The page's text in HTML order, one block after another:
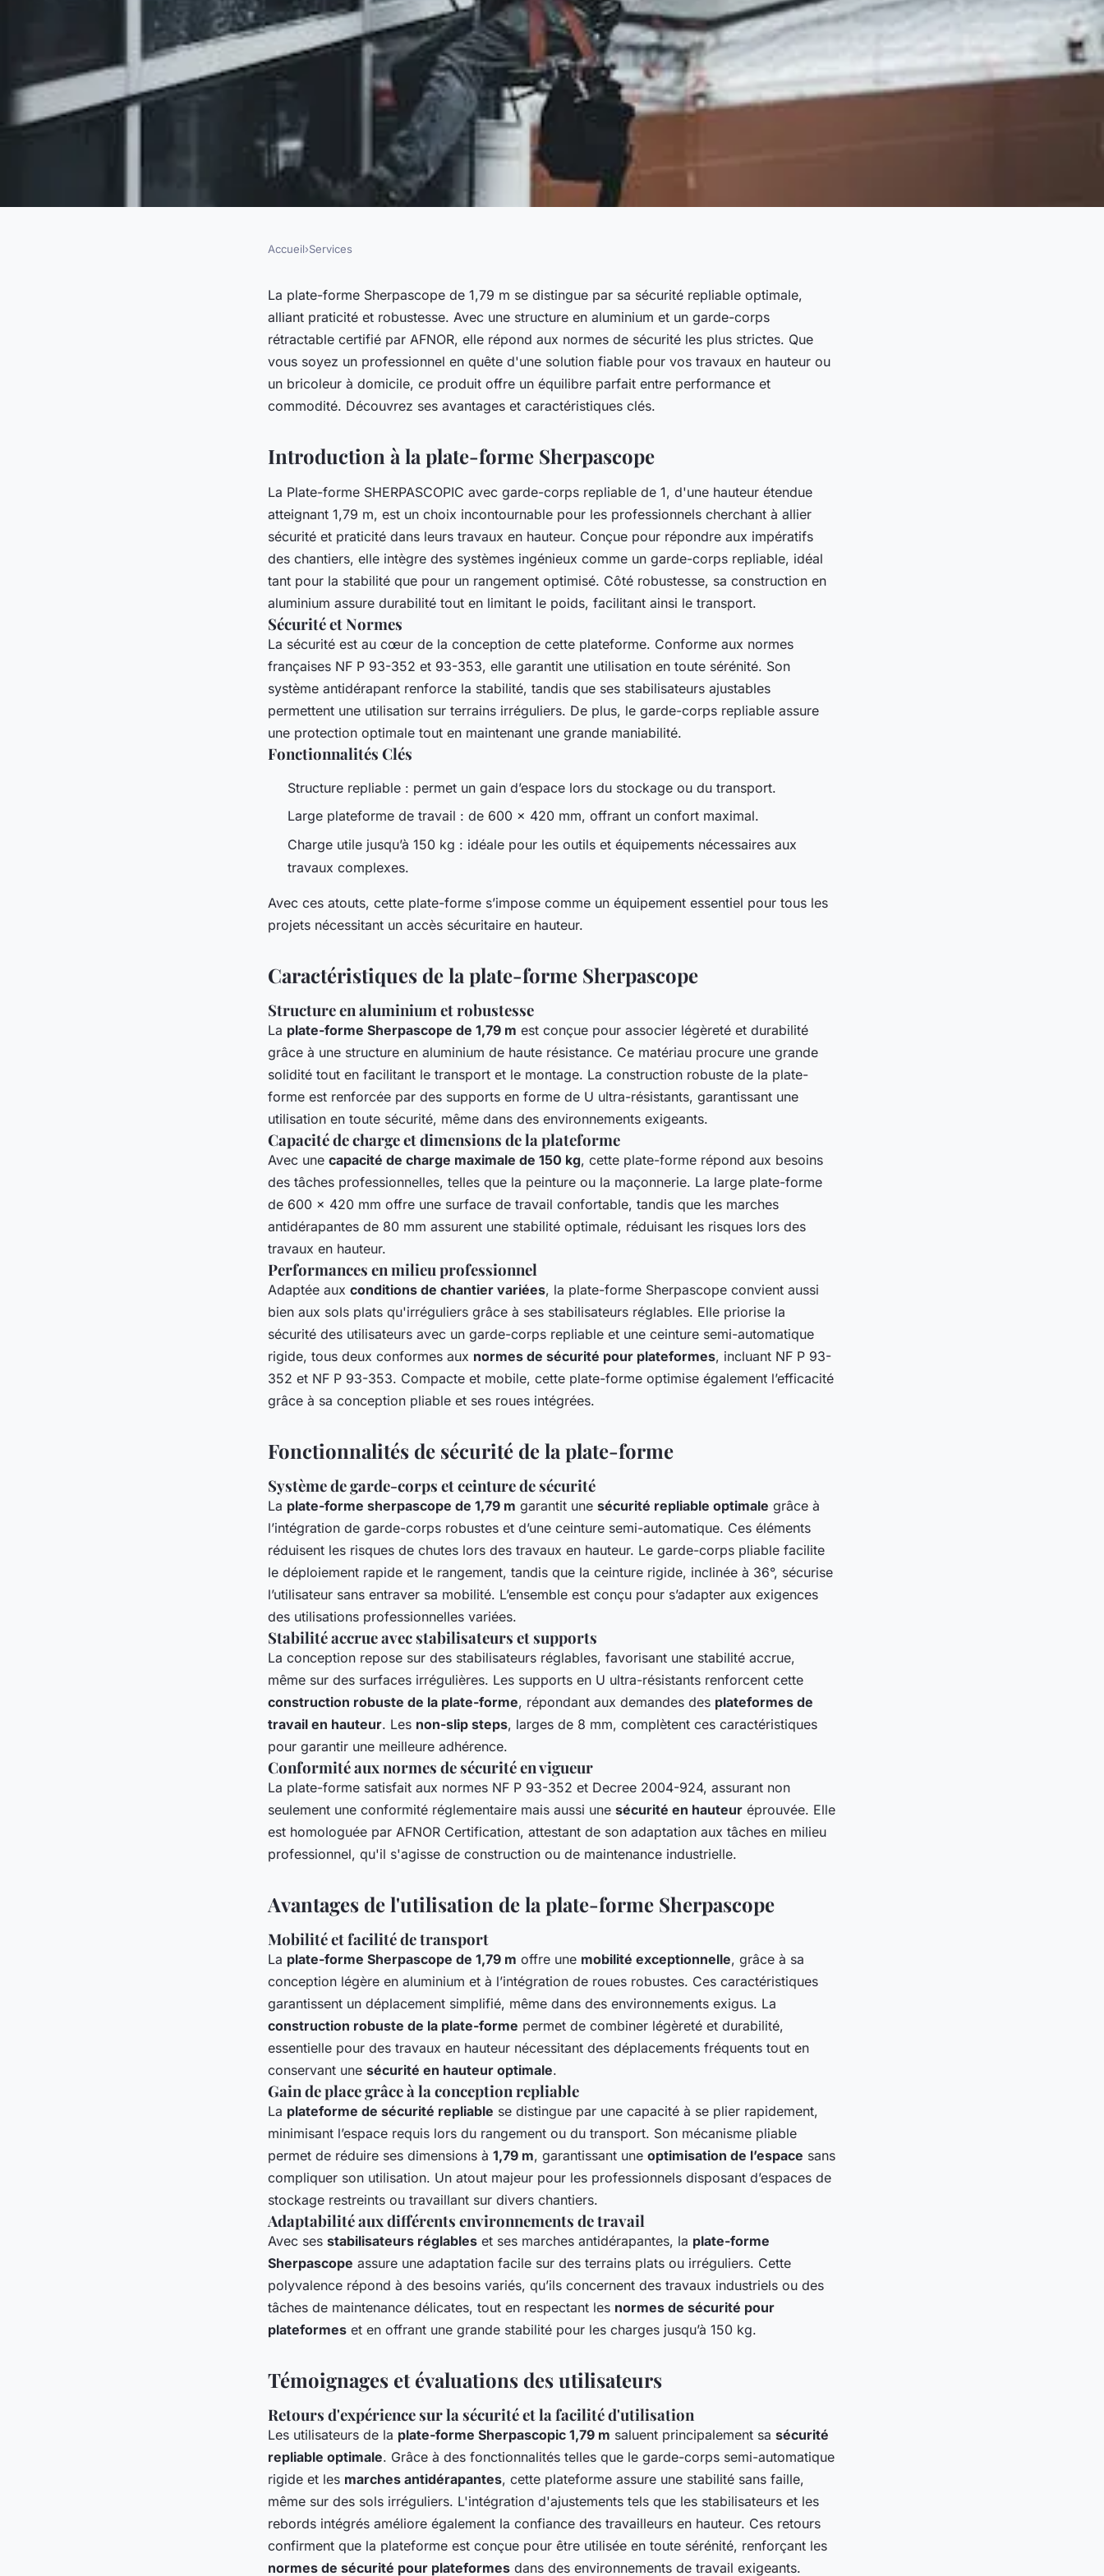
Plate-forme sherpascope de 1,79m :
sécurité repliable optimale
Accueil›Services
La plate-forme Sherpascope de 1,79 m se distingue par sa sécurité repliable optimale,
alliant praticité et robustesse. Avec une structure en aluminium et un garde-corps
rétractable certifié par AFNOR, elle répond aux normes de sécurité les plus strictes. Que
vous soyez un professionnel en quête d'une solution fiable pour vos travaux en hauteur ou
un bricoleur à domicile, ce produit offre un équilibre parfait entre performance et
commodité. Découvrez ses avantages et caractéristiques clés.
Introduction à la plate-forme Sherpascope
La Plate-forme SHERPASCOPIC avec garde-corps repliable de 1, d'une hauteur étendue
atteignant 1,79 m, est un choix incontournable pour les professionnels cherchant à allier
sécurité et praticité dans leurs travaux en hauteur. Conçue pour répondre aux impératifs
des chantiers, elle intègre des systèmes ingénieux comme un garde-corps repliable, idéal
tant pour la stabilité que pour un rangement optimisé. Côté robustesse, sa construction en
aluminium assure durabilité tout en limitant le poids, facilitant ainsi le transport.
Sécurité et Normes
La sécurité est au cœur de la conception de cette plateforme. Conforme aux normes
françaises NF P 93-352 et 93-353, elle garantit une utilisation en toute sérénité. Son
système antidérapant renforce la stabilité, tandis que ses stabilisateurs ajustables
permettent une utilisation sur terrains irréguliers. De plus, le garde-corps repliable assure
une protection optimale tout en maintenant une grande maniabilité.
Fonctionnalités Clés
Structure repliable : permet un gain d’espace lors du stockage ou du transport.
Large plateforme de travail : de 600 x 420 mm, offrant un confort maximal.
Charge utile jusqu’à 150 kg : idéale pour les outils et équipements nécessaires aux
travaux complexes.
Avec ces atouts, cette plate-forme s’impose comme un équipement essentiel pour tous les
projets nécessitant un accès sécuritaire en hauteur.
Caractéristiques de la plate-forme Sherpascope
Structure en aluminium et robustesse
La plate-forme Sherpascope de 1,79 m est conçue pour associer légèreté et durabilité
grâce à une structure en aluminium de haute résistance. Ce matériau procure une grande
solidité tout en facilitant le transport et le montage. La construction robuste de la plate-
forme est renforcée par des supports en forme de U ultra-résistants, garantissant une
utilisation en toute sécurité, même dans des environnements exigeants.
Capacité de charge et dimensions de la plateforme
Avec une capacité de charge maximale de 150 kg, cette plate-forme répond aux besoins
des tâches professionnelles, telles que la peinture ou la maçonnerie. La large plate-forme
de 600 x 420 mm offre une surface de travail confortable, tandis que les marches
antidérapantes de 80 mm assurent une stabilité optimale, réduisant les risques lors des
travaux en hauteur.
Performances en milieu professionnel
Adaptée aux conditions de chantier variées, la plate-forme Sherpascope convient aussi
bien aux sols plats qu'irréguliers grâce à ses stabilisateurs réglables. Elle priorise la
sécurité des utilisateurs avec un garde-corps repliable et une ceinture semi-automatique
rigide, tous deux conformes aux normes de sécurité pour plateformes, incluant NF P 93-
352 et NF P 93-353. Compacte et mobile, cette plate-forme optimise également l’efficacité
grâce à sa conception pliable et ses roues intégrées.
Fonctionnalités de sécurité de la plate-forme
Système de garde-corps et ceinture de sécurité
La plate-forme sherpascope de 1,79 m garantit une sécurité repliable optimale grâce à
l’intégration de garde-corps robustes et d’une ceinture semi-automatique. Ces éléments
réduisent les risques de chutes lors des travaux en hauteur. Le garde-corps pliable facilite
le déploiement rapide et le rangement, tandis que la ceinture rigide, inclinée à 36°, sécurise
l’utilisateur sans entraver sa mobilité. L’ensemble est conçu pour s’adapter aux exigences
des utilisations professionnelles variées.
Stabilité accrue avec stabilisateurs et supports
La conception repose sur des stabilisateurs réglables, favorisant une stabilité accrue,
même sur des surfaces irrégulières. Les supports en U ultra-résistants renforcent cette
construction robuste de la plate-forme, répondant aux demandes des plateformes de
travail en hauteur. Les non-slip steps, larges de 8 mm, complètent ces caractéristiques
pour garantir une meilleure adhérence.
Conformité aux normes de sécurité en vigueur
La plate-forme satisfait aux normes NF P 93-352 et Decree 2004-924, assurant non
seulement une conformité réglementaire mais aussi une sécurité en hauteur éprouvée. Elle
est homologuée par AFNOR Certification, attestant de son adaptation aux tâches en milieu
professionnel, qu'il s'agisse de construction ou de maintenance industrielle.
Avantages de l'utilisation de la plate-forme Sherpascope
Mobilité et facilité de transport
La plate-forme Sherpascope de 1,79 m offre une mobilité exceptionnelle, grâce à sa
conception légère en aluminium et à l’intégration de roues robustes. Ces caractéristiques
garantissent un déplacement simplifié, même dans des environnements exigus. La
construction robuste de la plate-forme permet de combiner légèreté et durabilité,
essentielle pour des travaux en hauteur nécessitant des déplacements fréquents tout en
conservant une sécurité en hauteur optimale.
Gain de place grâce à la conception repliable
La plateforme de sécurité repliable se distingue par une capacité à se plier rapidement,
minimisant l’espace requis lors du rangement ou du transport. Son mécanisme pliable
permet de réduire ses dimensions à 1,79 m, garantissant une optimisation de l’espace sans
compliquer son utilisation. Un atout majeur pour les professionnels disposant d’espaces de
stockage restreints ou travaillant sur divers chantiers.
Adaptabilité aux différents environnements de travail
Avec ses stabilisateurs réglables et ses marches antidérapantes, la plate-forme
Sherpascope assure une adaptation facile sur des terrains plats ou irréguliers. Cette
polyvalence répond à des besoins variés, qu’ils concernent des travaux industriels ou des
tâches de maintenance délicates, tout en respectant les normes de sécurité pour
plateformes et en offrant une grande stabilité pour les charges jusqu’à 150 kg.
Témoignages et évaluations des utilisateurs
Retours d'expérience sur la sécurité et la facilité d'utilisation
Les utilisateurs de la plate-forme Sherpascopic 1,79 m saluent principalement sa sécurité
repliable optimale. Grâce à des fonctionnalités telles que le garde-corps semi-automatique
rigide et les marches antidérapantes, cette plateforme assure une stabilité sans faille,
même sur des sols irréguliers. L'intégration d'ajustements tels que les stabilisateurs et les
rebords intégrés améliore également la confiance des travailleurs en hauteur. Ces retours
confirment que la plateforme est conçue pour être utilisée en toute sérénité, renforçant les
normes de sécurité pour plateformes dans des environnements de travail exigeants.